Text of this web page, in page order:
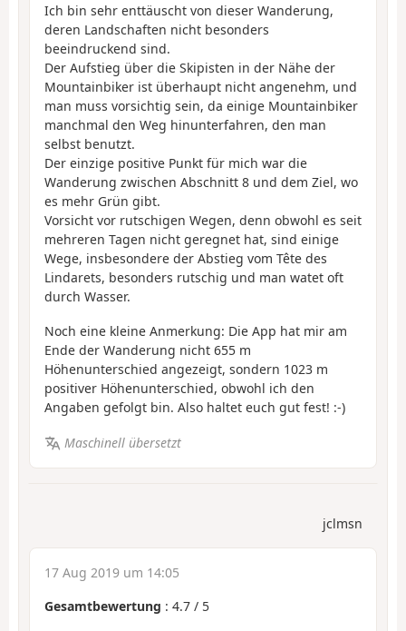
Ich bin sehr enttäuscht von dieser Wanderung,
deren Landschaften nicht besonders
beeindruckend sind.
Der Aufstieg über die Skipisten in der Nähe der
Mountainbiker ist überhaupt nicht angenehm, und
man muss vorsichtig sein, da einige Mountainbiker
manchmal den Weg hinunterfahren, den man
selbst benutzt.
Der einzige positive Punkt für mich war die
Wanderung zwischen Abschnitt 8 und dem Ziel, wo
es mehr Grün gibt.
Vorsicht vor rutschigen Wegen, denn obwohl es seit
mehreren Tagen nicht geregnet hat, sind einige
Wege, insbesondere der Abstieg vom Tête des
Lindarets, besonders rutschig und man watet oft
durch Wasser.
Noch eine kleine Anmerkung: Die App hat mir am
Ende der Wanderung nicht 655 m
Höhenunterschied angezeigt, sondern 1023 m
positiver Höhenunterschied, obwohl ich den
Angaben gefolgt bin. Also haltet euch gut fest! :-)
Maschinell übersetzt
jclmsn
17 Aug 2019 um 14:05
Gesamtbewertung : 4.7 / 5